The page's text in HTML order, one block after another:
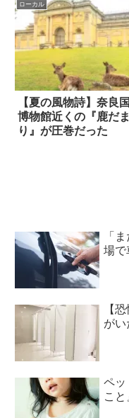
ローカル
【夏の風物詩】奈良
博物館近くの『鹿だま
り』が圧巻だった
「
場で
【
が
ペッ
こ